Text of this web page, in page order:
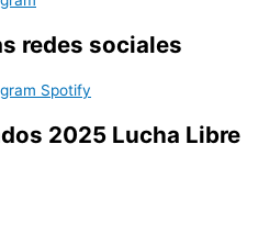
redes sociales
Spotify
2025 Lucha Libre